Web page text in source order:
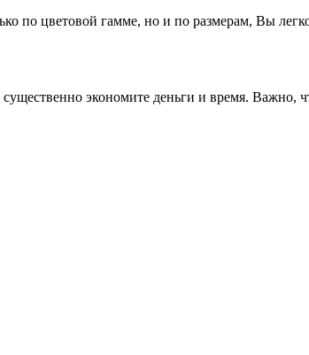
по цветовой гамме, но и по размерам, Вы
экономите деньги и время. Важно,